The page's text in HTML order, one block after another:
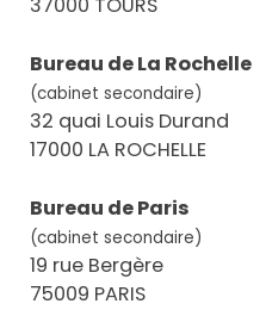
37000 TOURS
Bureau de La Rochelle
(cabinet secondaire)
32 quai Louis Durand
17000 LA ROCHELLE
Bureau de Paris
(cabinet secondaire)
19 rue Bergère
75009 PARIS